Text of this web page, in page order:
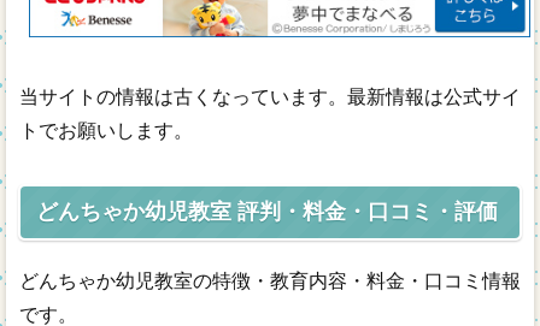
年齢別
通信教材
無料幼児教材
当サイトの情報は古くなっています。最新情報は公式サイ
トでお願いします。
どんちゃか幼児教室 評判・料金・口コミ・評価
どんちゃか幼児教室の特徴・教育内容・料金・口コミ情報
です。